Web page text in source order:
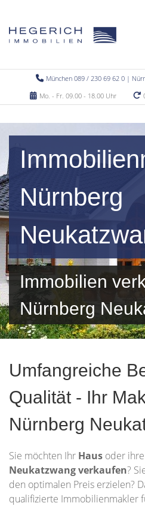
München 089 / 230 69 62 0 |
Mo. - Fr. 09.00 - 18.00 Uhr
Nürnberg
Immobilien
Nürnberg
Umfangreiche
Qualität - Ihr
Nürnberg
Sie möchten Ihr Haus oder ihre
Neukatzwang verkaufen?
den optimalen Preis erzielen?
qualifizierte Immobilienmakler